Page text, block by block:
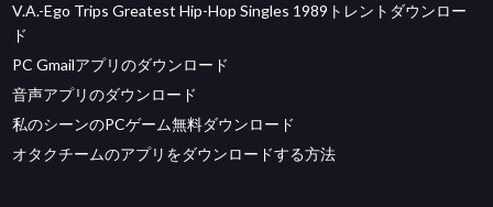
V.A.-Ego Trips Greatest Hip-Hop Singles 1989トレントダウンロー
ド
PC Gmailアプリのダウンロード
音声アプリのダウンロード
私のシーンのPCゲーム無料ダウンロード
オタクチームのアプリをダウンロードする方法